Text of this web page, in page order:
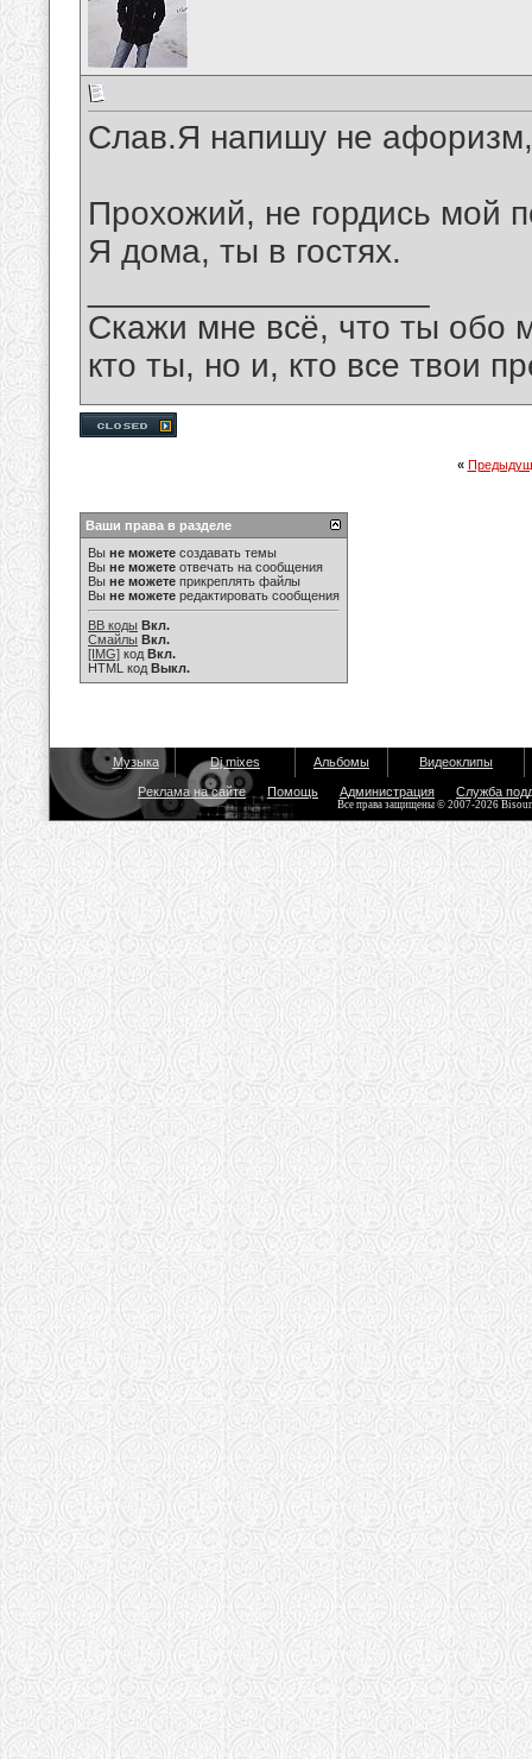
Слав.Я напишу не
Прохожий, не гордись мой
Я дома, ты в гостях.
Скажи мне всё, что ты обо
кто ты, но и, кто все твои
«
Ваши права в разделе
Вы не можете создавать темы
Вы не можете отвечать на сообщения
Вы не можете прикреплять файлы
Вы не можете редактировать сообщения
BB коды Вкл.
Смайлы Вкл.
[IMG] код Вкл.
HTML код Выкл.
Музыка Dj mixes Альбомы Видеоклипы
Реклама на сайте Помощь Администрация Служба
Все права защищены © 2007-2026